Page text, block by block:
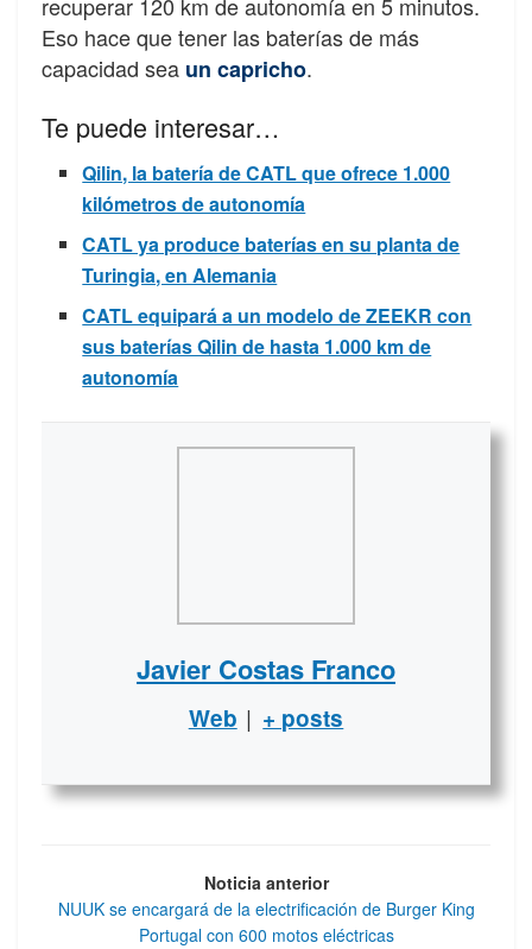
Eso hace que tener las baterías de más
capacidad sea un capricho.
Te puede interesar…
Qilin, la batería de CATL que ofrece 1.000
kilómetros de autonomía
CATL ya produce baterías en su planta de
Turingia, en Alemania
CATL equipará a un modelo de ZEEKR con
sus baterías Qilin de hasta 1.000 km de
autonomía
Javier Costas Franco
Web | + posts
Noticia anterior
NUUK se encargará de la electrificación de Burger King
Portugal con 600 motos eléctricas